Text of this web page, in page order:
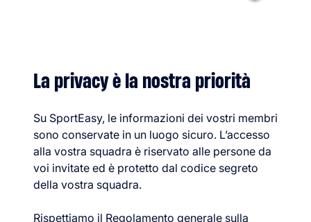
La privacy è la nostra priorità
Su SportEasy, le informazioni dei vostri membri
sono conservate in un luogo sicuro. L’accesso
alla vostra squadra è riservato alle persone da
voi invitate ed è protetto dal codice segreto
della vostra squadra.
Rispettiamo il Regolamento generale sulla